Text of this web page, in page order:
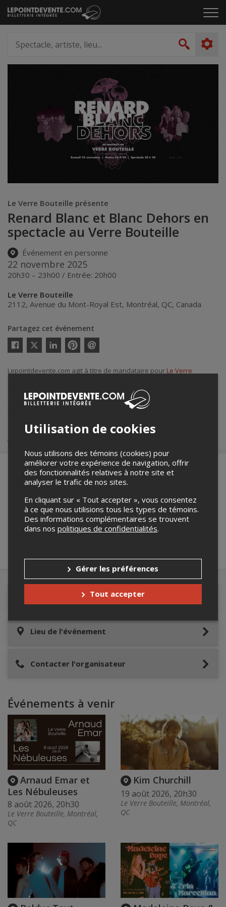
Passer
au
le
artiste,
lieu...
Le Verre Bouteille présente
Renard Blanc et Blanc Dehors en
spectacle au Verre Bouteille
Événement en personne
22 novembre 2025
20h30 – 23h00 / Entrée: 20h00
Le Verre Bouteille
2112, Avenue du Mont-Royal Est, Montréal, QC, Canada
Partagez cet événement
Twitter
courriel
Lepointdevente.com agit à titre de mandataire pour Le Verre
Pour plus d’information à propos de cet événement, veuillez
contacter l’organisateur de l’événement,Le Verre Bouteille
Achat de billets
robot ci-bas.
Détails de l'événement
Lieu de l'événement
Contacter l'organisateur
Événements à venir
Arnaud Emar et
Les Nébuleuses
8 août 2026, 20h30
Le Verre Bouteille, Montréal,
QC
Kim Churchill
19 août 2026, 20h30
Le Verre Bouteille, Montréal,
QC
Utilisation de cookies
Nous utilisons des témoins (cookies) pour
améliorer votre expérience de navigation, offrir
des fonctionnalités relatives à notre site et
analyser le trafic de nos sites.
En cliquant sur « Tout accepter », vous consentez
à ce que nous utilisions tous les types de témoins.
Des informations complémentaires se trouvent
dans nos politiques de confidentialités.
Gérer les préférences
Tout accepter